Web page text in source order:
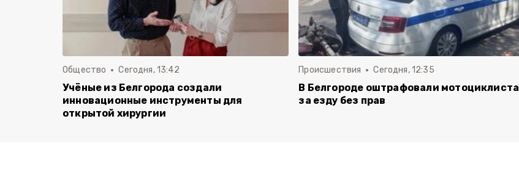
Общество Сегодня, 13:42
Учёные из Белгорода создали
инновационные инструменты для
открытой хирургии
Происшествия Сегодня, 12:35
В Белгороде оштрафовали мотоциклиста
за езду без прав